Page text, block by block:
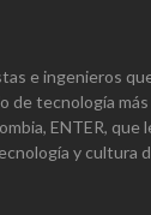
e ingenieros
de tecnología más
ENTER, que
y cultura